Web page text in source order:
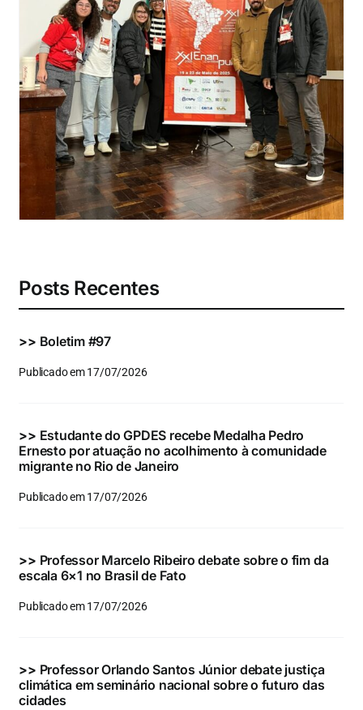
Eventos e Certificados
Comunicação
Buscar
resultados
para:
Posts Recentes
>> Boletim #97
Publicado em 17/07/2026
>> Estudante do GPDES recebe Medalha Pedro
Ernesto por atuação no acolhimento à comunidade
migrante no Rio de Janeiro
Publicado em 17/07/2026
>> Professor Marcelo Ribeiro debate sobre o fim da
escala 6×1 no Brasil de Fato
Publicado em 17/07/2026
>> Professor Orlando Santos Júnior debate justiça
climática em seminário nacional sobre o futuro das
cidades